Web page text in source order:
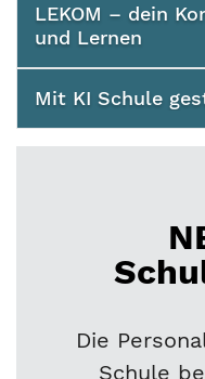
LEKOM – dein
und Lernen
Mit KI Schule
Die
Schule